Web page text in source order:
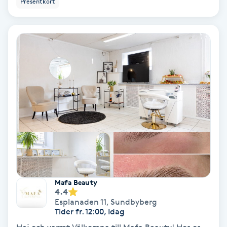
Bambumassage
Barber
Barnklippning
BIAB
Mafa Beauty
4.4
Esplanaden 11, Sundbyberg
Tider fr. 12:00, Idag